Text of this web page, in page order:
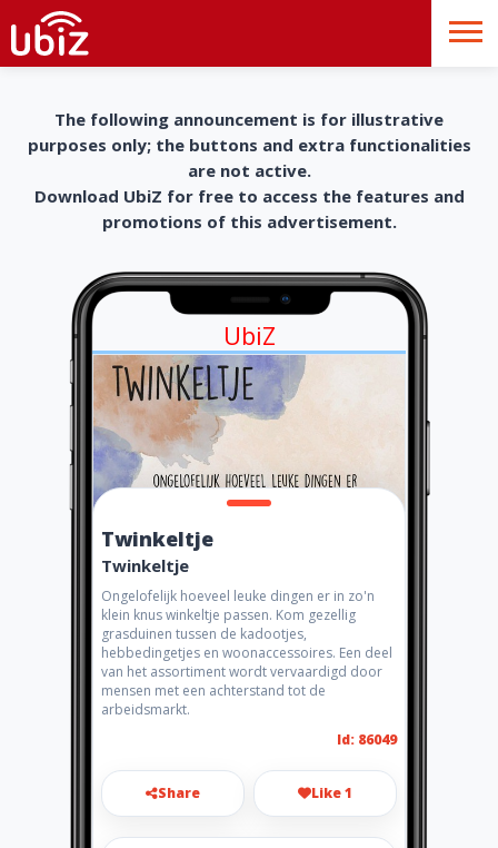
The following announcement is for illustrative
purposes only; the buttons and extra functionalities
are not active.
Download UbiZ for free to access the features and
promotions of this advertisement.
UbiZ
Twinkeltje
Twinkeltje
Ongelofelijk hoeveel leuke dingen er in zo'n
klein knus winkeltje passen. Kom gezellig
grasduinen tussen de kadootjes,
hebbedingetjes en woonaccessoires. Een deel
van het assortiment wordt vervaardigd door
mensen met een achterstand tot de
arbeidsmarkt.
Id: 86049
Share Like 1